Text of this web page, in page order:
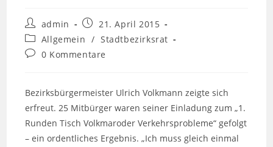
admin
21. April 2015
Allgemein / Stadtbezirksrat
0 Kommentare
Bezirksbürgermeister Ulrich Volkmann zeigte sich
erfreut. 25 Mitbürger waren seiner Einladung zum „1.
Runden Tisch Volkmaroder Verkehrsprobleme“ gefolgt
– ein ordentliches Ergebnis. „Ich muss gleich einmal